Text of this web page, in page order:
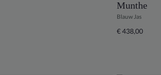
Munthe
Blauw Jas
€ 438,00